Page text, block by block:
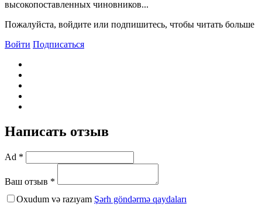
высокопоставленных чиновников...
Пожалуйста, войдите или подпишитесь, чтобы читать больше
Войти Подписаться
Написать отзыв
Ad *
Ваш отзыв *
Oxudum və razıyam Şərh göndərmə qaydaları